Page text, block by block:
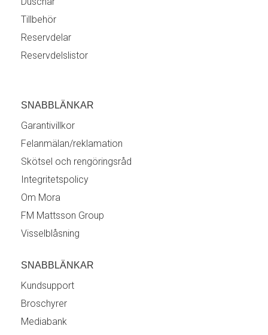
Tillbehör
Reservdelar
Reservdelslistor
SNABBLÄNKAR
Garantivillkor
Felanmälan/reklamation
Skötsel och rengöringsråd
Integritetspolicy
Om Mora
FM Mattsson Group
Visselblåsning
SNABBLÄNKAR
Kundsupport
Broschyrer
Mediabank